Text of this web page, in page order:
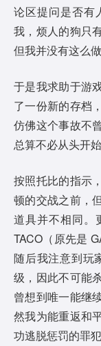
论区提问是否有
我，烦人的狗只
但我并没有这么做
于是我求助于游
了一份新的存档
仿佛这个事故不
总算不必从头开
按照托比的指示
顿的交战之前，
道具并不相同。
TACO（原先是
随后我注意到玩
级，因此不可能
曾想到唯一能继
然我为能重返和
功逃脱惩罚的罪